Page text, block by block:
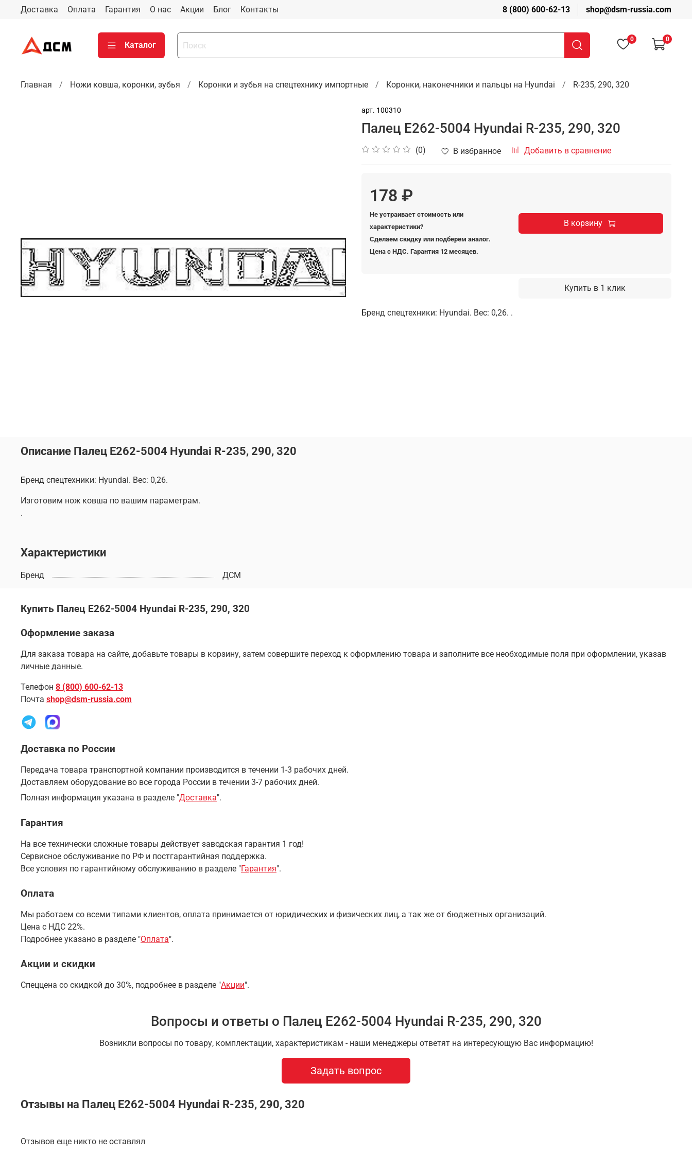
Доставка Оплата Гарантия О нас Акции Блог Контакты 8 (800) 600-62-13 shop@dsm-russia.com
Каталог
0 0
Главная Ножи ковша, коронки, зубья Коронки и зубья на спецтехнику импортные Коронки, наконечники и пальцы на Hyundai R-235, 290, 320
арт. 100310
Палец E262-5004 Hyundai R-235, 290, 320
(0) В избранное Добавить в сравнение
178 ₽
Не устраивает стоимость или
характеристики?
Сделаем скидку или подберем аналог.
Цена с НДС. Гарантия 12 месяцев.
В корзину
Купить в 1 клик
Бренд спецтехники: Hyundai. Вес: 0,26. .
Описание Палец E262-5004 Hyundai R-235, 290, 320
Бренд спецтехники: Hyundai. Вес: 0,26.
Изготовим нож ковша по вашим параметрам.
.
Характеристики
Бренд ДСМ
Купить Палец E262-5004 Hyundai R-235, 290, 320
Оформление заказа
Для заказа товара на сайте, добавьте товары в корзину, затем совершите переход к оформлению товара и заполните все необходимые поля при оформлении, указав
личные данные.
Телефон 8 (800) 600-62-13
Почта shop@dsm-russia.com
Доставка по России
Передача товара транспортной компании производится в течении 1-3 рабочих дней.
Доставляем оборудование во все города России в течении 3-7 рабочих дней.
Полная информация указана в разделе "Доставка".
Гарантия
На все технически сложные товары действует заводская гарантия 1 год!
Сервисное обслуживание по РФ и постгарантийная поддержка.
Все условия по гарантийному обслуживанию в разделе "Гарантия".
Оплата
Мы работаем со всеми типами клиентов, оплата принимается от юридических и физических лиц, а так же от бюджетных организаций.
Цена с НДС 22%.
Подробнее указано в разделе "Оплата".
Акции и скидки
Спеццена со скидкой до 30%, подробнее в разделе "Акции".
Вопросы и ответы о Палец E262-5004 Hyundai R-235, 290, 320
Возникли вопросы по товару, комплектации, характеристикам - наши менеджеры ответят на интересующую Вас информацию!
Задать вопрос
Отзывы на Палец E262-5004 Hyundai R-235, 290, 320
Отзывов еще никто не оставлял